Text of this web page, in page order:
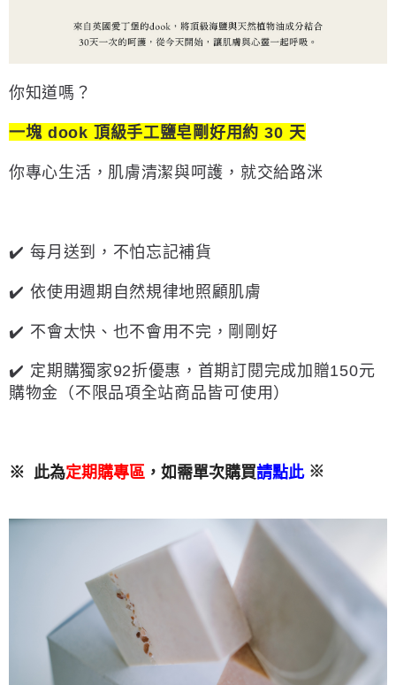
你知道嗎？
一塊 dook 頂級手工鹽皂剛好用約 30 天
你專心生活，肌膚清潔與呵護，就交給路洣
✔️ 每月送到，不怕忘記補貨
✔️ 依使用週期自然規律地照顧肌膚
✔️ 不會太快、也不會用不完，剛剛好
✔️ 定期購獨家92折優惠，首期訂閱完成加贈150元
購物金（不限品項全站商品皆可使用）
※ 此為定期購專區 ，如需單次購買請點此※